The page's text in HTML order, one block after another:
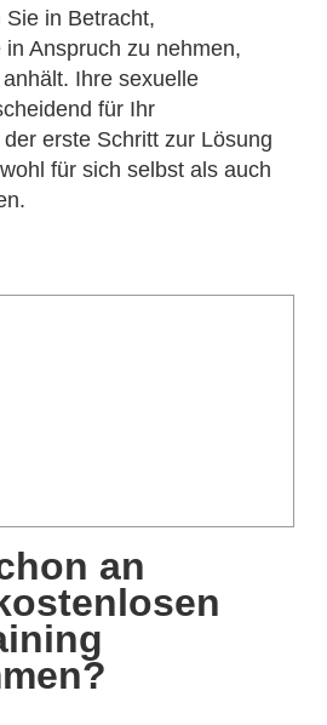
in Betracht,
Anspruch zu nehmen,
Ihre sexuelle
für Ihr
erste Schritt zur Lösung
für sich selbst als auch
an